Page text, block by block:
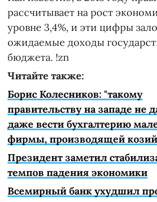
рассчитывает на рост
уровне 3,4%, и эти цифры
ожидаемые доходы
бюджета. !zn
Читайте также:
Борис Колесников: "такому
правительству на западе не
даже вести бухгалтерию
фирмы, производящей
Президент заметил
темпов падения экономики
Всемирный банк ухудшил